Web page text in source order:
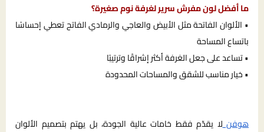
ما أفضل لون مفرش سرير لغرفة نوم صغيرة؟
• الألوان الفاتحة مثل الأبيض والعاجي والرمادي الفاتح تعطي إحساسًا
باتساع المساحة
• تساعد على جعل الغرفة أكثر إشراقًا وترتيبًا
• خيار مناسب للشقق والمساحات المحدودة
هوفنلا يقدّم فقط خامات عالية الجودة، بل يهتم بتصميم الألوان